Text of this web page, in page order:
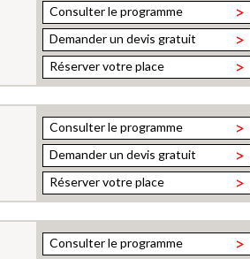
Consulter le programme >
Demander un devis gratuit >
Réserver votre place >
Consulter le programme >
Demander un devis gratuit >
Réserver votre place >
Consulter le programme >